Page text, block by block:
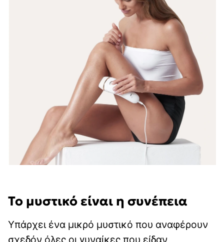
Το μυστικό είναι η συνέπεια
Υπάρχει ένα μικρό μυστικό που αναφέρουν
σχεδόν όλες οι γυναίκες που είδαν